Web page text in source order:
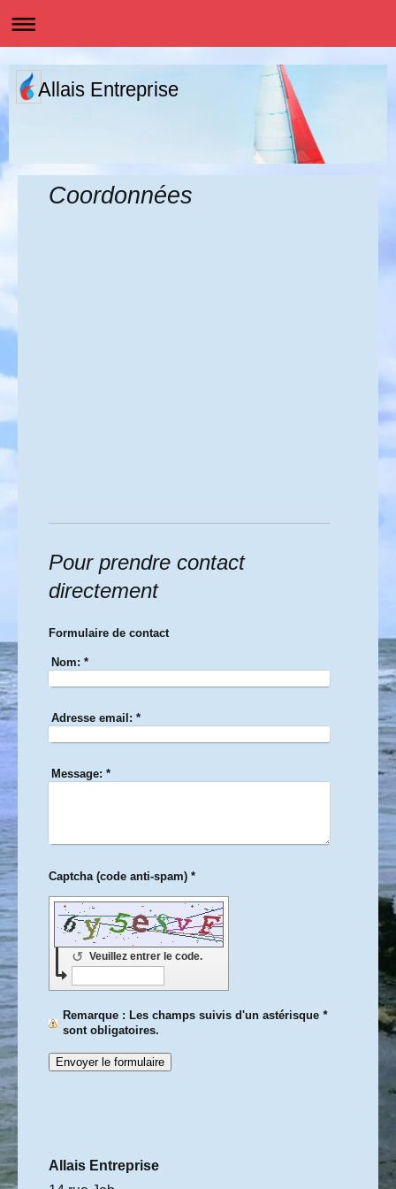
Allais Entreprise
Coordonnées
Pour prendre contact
directement
Formulaire de contact
Nom: *
Adresse email: *
Message: *
Captcha (code anti-spam) *
Veuillez entrer le code.
↺
Remarque : Les champs suivis d'un astérisque *
sont obligatoires.
Allais Entreprise